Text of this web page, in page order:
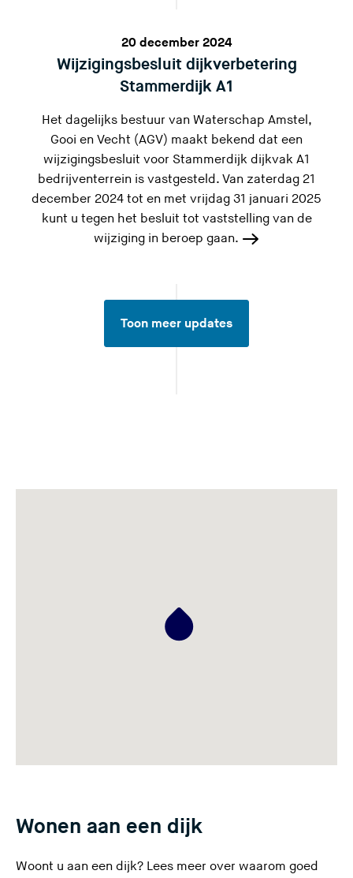
20 december 2024
Wijzigingsbesluit dijkverbetering
Stammerdijk A1
Het dagelijks bestuur van Waterschap Amstel,
Gooi en Vecht (AGV) maakt bekend dat een
wijzigingsbesluit voor Stammerdijk dijkvak A1
bedrijventerrein is vastgesteld. Van zaterdag 21
december 2024 tot en met vrijdag 31 januari 2025
kunt u tegen het besluit tot vaststelling van de
wijziging in beroep gaan.
Toon meer updates
Wonen aan een dijk
Woont u aan een dijk? Lees meer over waarom goed